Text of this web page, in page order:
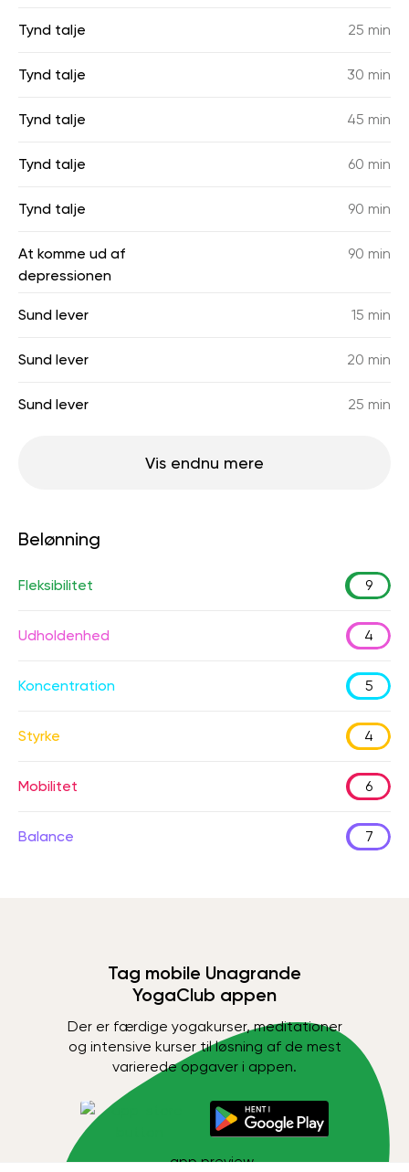
Tynd talje 25 min
Tynd talje 30 min
Tynd talje 45 min
Tynd talje 60 min
Tynd talje 90 min
At komme ud af
depressionen
90 min
Sund lever 15 min
Sund lever 20 min
Sund lever 25 min
Vis endnu mere
Belønning
Fleksibilitet 9
Udholdenhed 4
Koncentration 5
Styrke 4
Mobilitet 6
Balance 7
Tag mobile Unagrande
YogaClub appen
Der er færdige yogakurser, meditationer
og intensive kurser til løsning af de mest
varierede opgaver i appen.